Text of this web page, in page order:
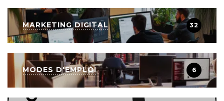
MARKETING DIGITAL 32
MODES D'EMPLOI 6